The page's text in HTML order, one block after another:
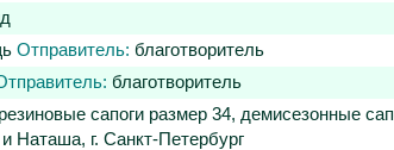
Отправитель: благотворитель
благотворитель
сапоги размер 34, демисезонные
Наташа, г. Санкт-Петербург